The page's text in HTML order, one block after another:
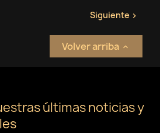
Siguiente 
Volver arriba 
últimas noticias y